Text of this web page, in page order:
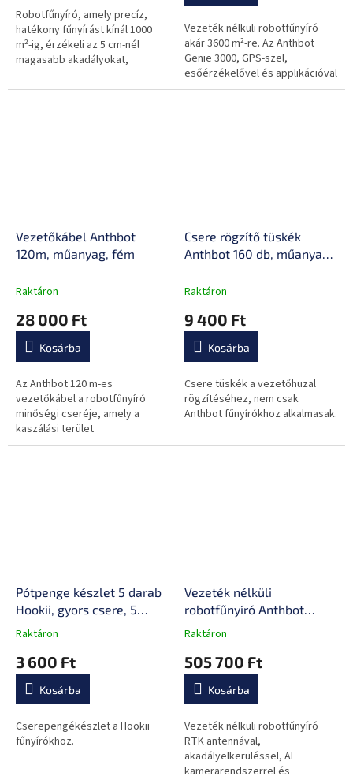
0,0
csillag.
Robotfűnyíró, amely precíz,
hatékony fűnyírást kínál 1000
m²-ig, érzékeli az 5 cm-nél
magasabb akadályokat,
magasságot biztosít
Vezeték nélküli robotfűnyíró
akár 3600 m²-re. Az Anthbot
Genie 3000, GPS-szel,
esőérzékelővel és applikációval
gondoskodik a precíz
Vezetőkábel Anthbot
120m, műanyag, fém
Raktáron
28 000 Ft
Kosárba
Az Anthbot 120 m-es
vezetőkábel a robotfűnyíró
minőségi cseréje, amely a
kaszálási terület
meghatározására és a
Csere rögzítő tüskék
Anthbot 160 db, műanyag,
szolgál
Raktáron
9 400 Ft
Kosárba
Csere tüskék a vezetőhuzal
rögzítéséhez, nem csak
Anthbot fűnyírókhoz alkalmasak.
Pótpenge készlet 5 darab
Hookii, gyors csere, 5
penge, 5 csavar
A
átlagos
értékelése
0,0
csillag.
Raktáron
3 600 Ft
Kosárba
Cserepengékészlet a Hookii
fűnyírókhoz.
Vezeték nélküli
robotfűnyíró Anthbot
Genie 1000 (2000m²), 12,3
alkalmazáson keresztül,
automatikus esőérzékelés
A
átlagos
értékelése
0,0
csillag.
Raktáron
505 700 Ft
Kosárba
Vezeték nélküli robotfűnyíró
RTK antennával,
akadályelkerüléssel, AI
kamerarendszerrel és